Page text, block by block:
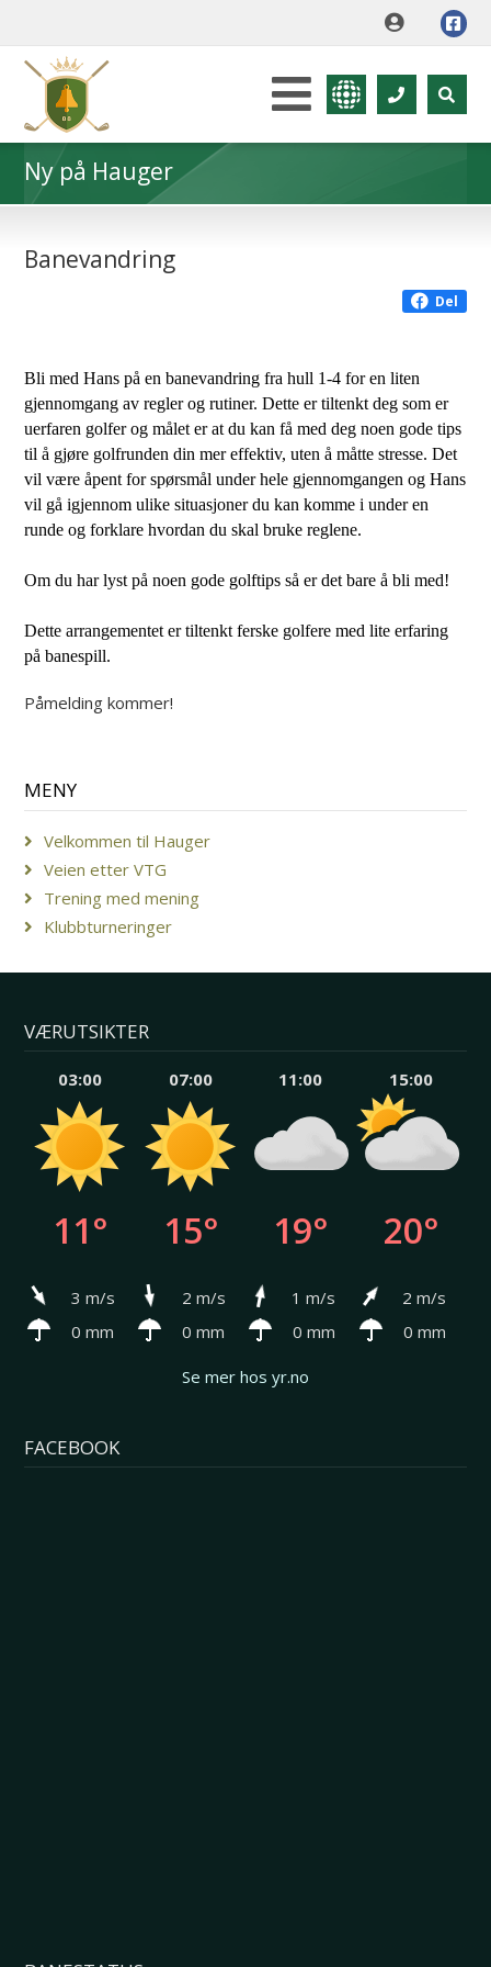
Ny på Hauger
Banevandring
Del
Bli med Hans på en banevandring fra hull 1-4 for en liten
gjennomgang av regler og rutiner. Dette er tiltenkt deg som er
uerfaren golfer og målet er at du kan få med deg noen gode tips
til å gjøre golfrunden din mer effektiv, uten å måtte stresse. Det
vil være åpent for spørsmål under hele gjennomgangen og Hans
vil gå igjennom ulike situasjoner du kan komme i under en
runde og forklare hvordan du skal bruke reglene.
Om du har lyst på noen gode golftips så er det bare å bli med!
Dette arrangementet er tiltenkt ferske golfere med lite erfaring
på banespill.
Påmelding kommer!
MENY
Velkommen til Hauger
Veien etter VTG
Trening med mening
Klubbturneringer
VÆRUTSIKTER
03:00
11°
3 m/s
0 mm
07:00
15°
2 m/s
0 mm
11:00
19°
1 m/s
0 mm
15:00
20°
2 m/s
0 mm
Se mer hos yr.no
FACEBOOK